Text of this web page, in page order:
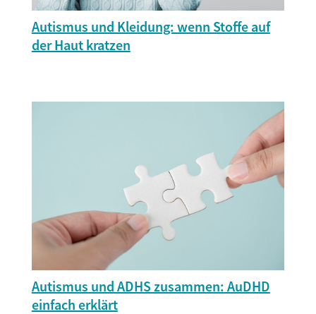
Autismus und Kleidung: wenn Stoffe auf
der Haut kratzen
Autismus und ADHS zusammen: AuDHD
einfach erklärt